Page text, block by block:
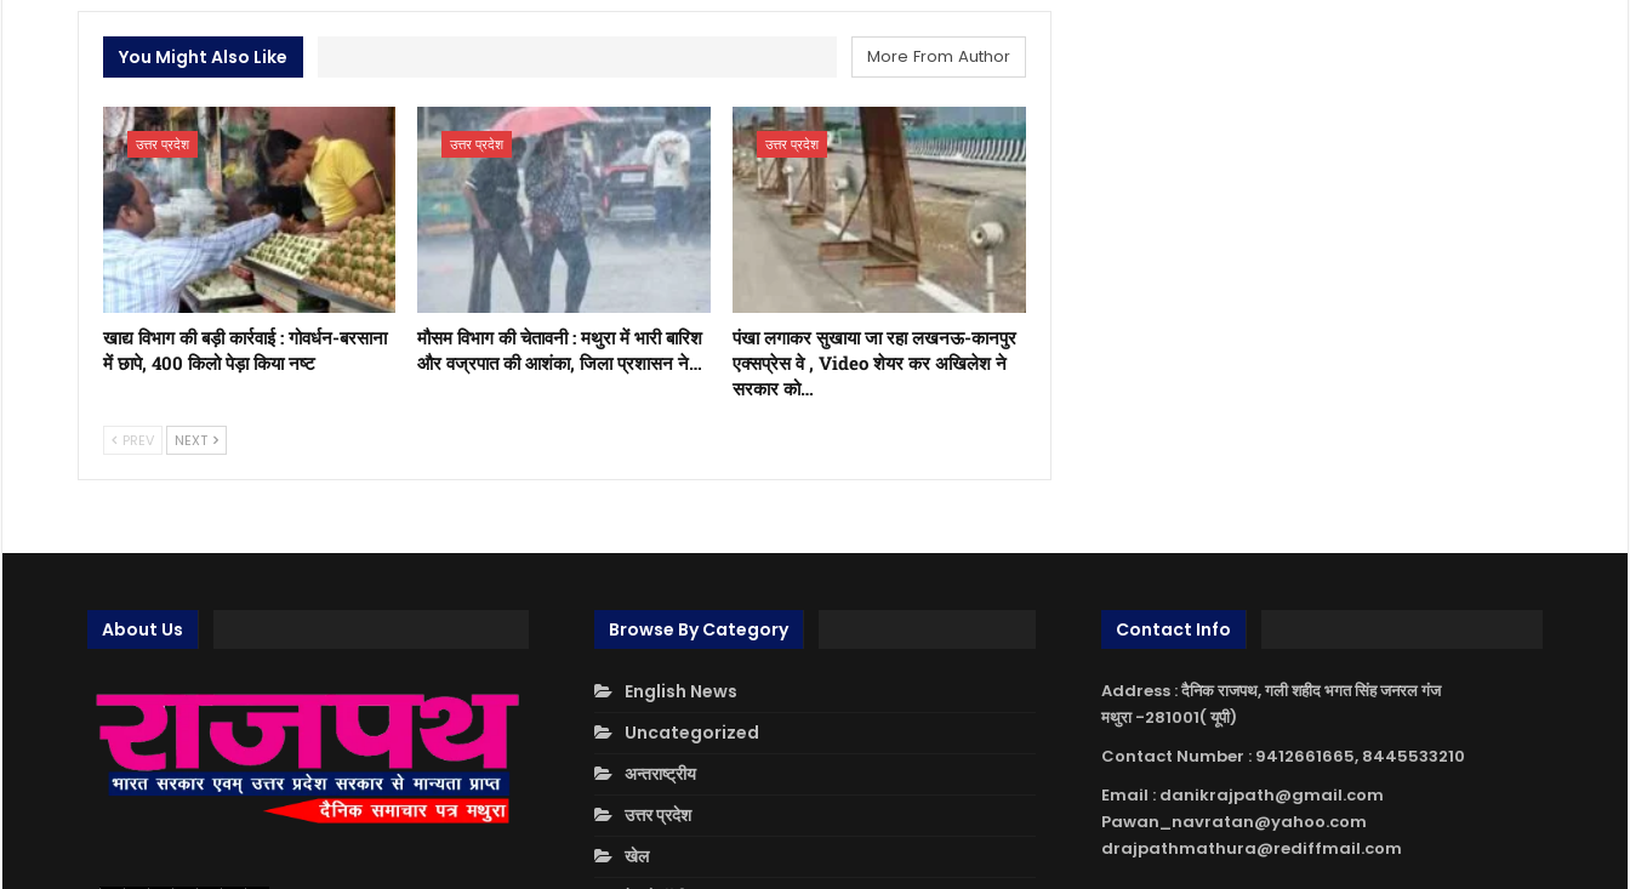
You Might Also Like More From Author
उत्तर प्रदेश
खाद्य विभाग की बड़ी कार्रवाई : गोवर्धन-बरसाना
में छापे, 400 किलो पेड़ा किया नष्ट
उत्तर प्रदेश
मौसम विभाग की चेतावनी : मथुरा में भारी बारिश
और वज्रपात की आशंका, जिला प्रशासन ने…
उत्तर प्रदेश
पंखा लगाकर सुखाया जा रहा लखनऊ-कानपुर
एक्सप्रेस वे , Video शेयर कर अखिलेश ने
सरकार को…
PREV NEXT
About Us Browse By Category
English News
Uncategorized
अन्तराष्ट्रीय
उत्तर प्रदेश
खेल
Contact Info
Address : दैनिक राजपथ, गली शहीद भगत सिंह जनरल गंज
मथुरा -281001( यूपी)
Contact Number : 9412661665, 8445533210
Email : danikrajpath@gmail.com
Pawan_navratan@yahoo.com
drajpathmathura@rediffmail.com